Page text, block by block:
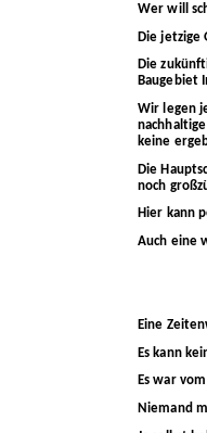
Wer will
Die jetzige
Die
Baugebiet
Wir legen
keine
Die
noch
Hier kann
Auch eine
Eine
Es kann
Es war
Niemand